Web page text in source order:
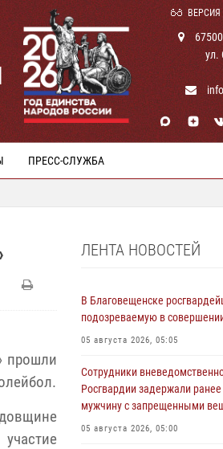
ул.
ПРЕСС-СЛУЖБА
прошли
ЛЕНТА НОВОСТЕЙ
В Благовещенске
подозреваемую в
05 августа 2026, 05:05
Сотрудники
Росгвардии задержали
мужчину с запрещенными
05 августа 2026, 05:00